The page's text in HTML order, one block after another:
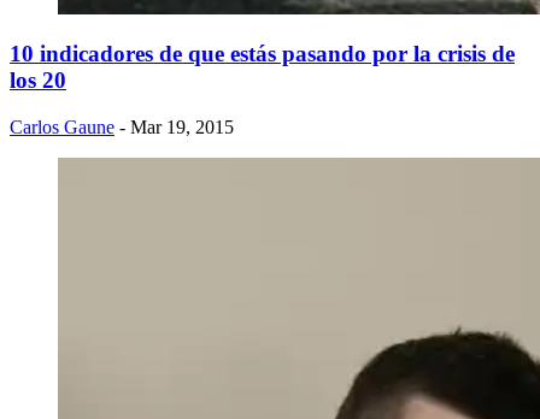
10 indicadores de que estás pasando por la crisis de
los 20
Carlos Gaune - Mar 19, 2015